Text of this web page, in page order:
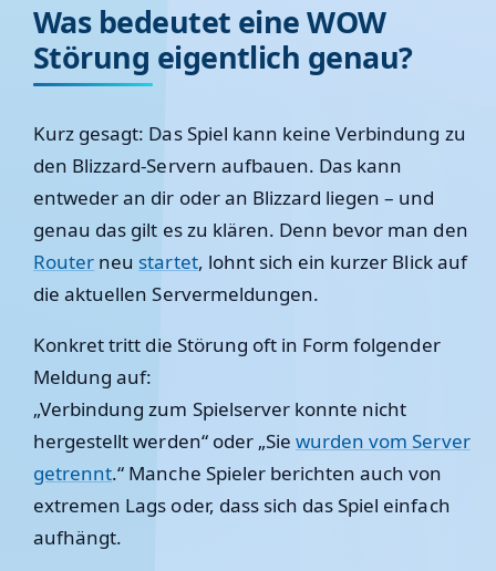
Was bedeutet eine WOW
Störung eigentlich genau?
Kurz gesagt: Das Spiel kann keine Verbindung zu
den Blizzard-Servern aufbauen. Das kann
entweder an dir oder an Blizzard liegen – und
genau das gilt es zu klären. Denn bevor man den
Router neu startet, lohnt sich ein kurzer Blick auf
die aktuellen Servermeldungen.
Konkret tritt die Störung oft in Form folgender
Meldung auf:
„Verbindung zum Spielserver konnte nicht
hergestellt werden“ oder „Siewurden vom Server
getrennt.“ Manche Spieler berichten auch von
extremen Lags oder, dass sich das Spiel einfach
aufhängt.